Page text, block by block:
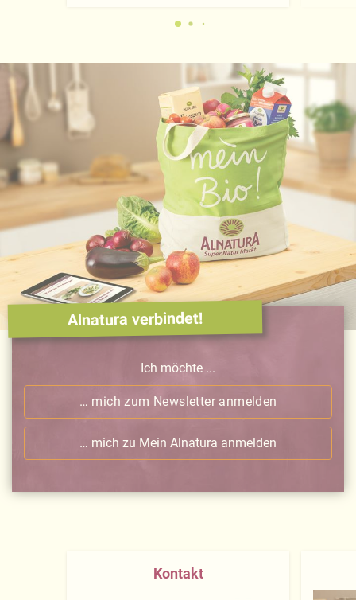
Alnatura verbindet!
Ich möchte ...
… mich zum Newsletter anmelden
… mich zu Mein Alnatura anmelden
Kontakt